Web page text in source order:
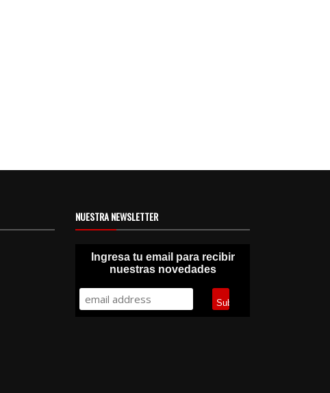
NUESTRA NEWSLETTER
Ingresa tu email para recibir
nuestras novedades